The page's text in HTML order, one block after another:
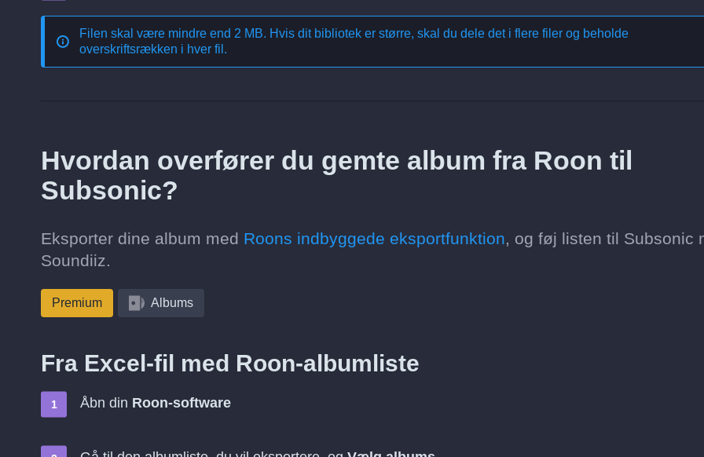
Filen skal være mindre end 2 MB. Hvis dit bibliotek er større, skal du dele det i flere filer og beholde
overskriftsrækken i hver fil.
Hvordan overfører du gemte album fra Roon til
Subsonic?
Eksporter dine album med Roons indbyggede eksportfunktion, og føj listen til Subsonic
Soundiiz.
Premium Albums
Fra Excel-fil med Roon-albumliste
Åbn din Roon-software